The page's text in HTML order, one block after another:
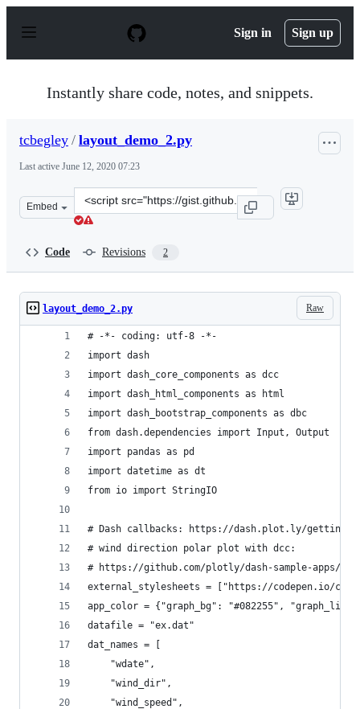
p
Sign in Sign up
Instantly share code, notes, and snippets.
tcbegley / layout_demo_2.py
Last active June 12, 2020 07:23
Embed
Clone
this
Code Revisions 2
Raw
layout_demo_2.py
# -*- coding: utf-8 -*-
import dash
import dash_core_components as dcc
import dash_html_components as html
import dash_bootstrap_components as dbc
from dash.dependencies import Input, Output
import pandas as pd
import datetime as dt
from io import StringIO
# Dash callbacks: https://dash.plot.ly/getting-
# wind direction polar plot with dcc:
# https://github.com/plotly/dash-sample-apps/
external_stylesheets = ["https://codepen.io/
app_color = {"graph_bg": "#082255",
datafile = "ex.dat"
dat_names = [
    "wdate",
    "wind_dir",
    "wind_speed",